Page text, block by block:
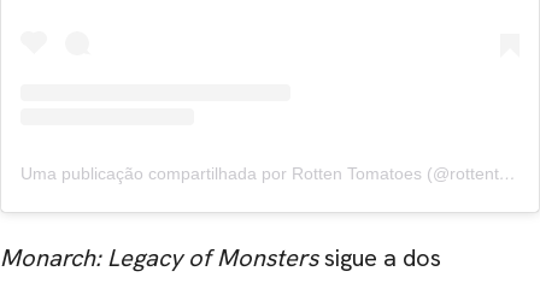
Uma publicação compartilhada por Rotten Tomatoes (@rottentomatoes)
Monarch: Legacy of Monsterssigue a dos